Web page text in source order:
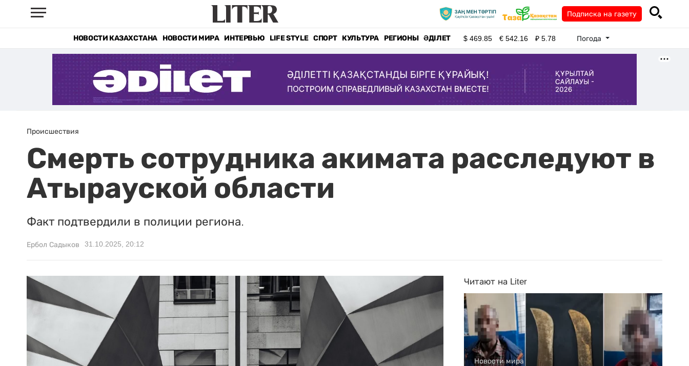
Подписка на газету
НОВОСТИ КАЗАХСТАНА НОВОСТИ МИРА ИНТЕРВЬЮ LIFE STYLE СПОРТ КУЛЬТУРА РЕГИОНЫ ӘДІЛЕТ $469.85 €542.16 ₽5.78 Погода
Происшествия
Смерть сотрудника акимата расследуют в
Атырауской области
Факт подтвердили в полиции региона.
Ербол Садыков 31.10.2025, 20:12
Читают на Liter
Новости мира